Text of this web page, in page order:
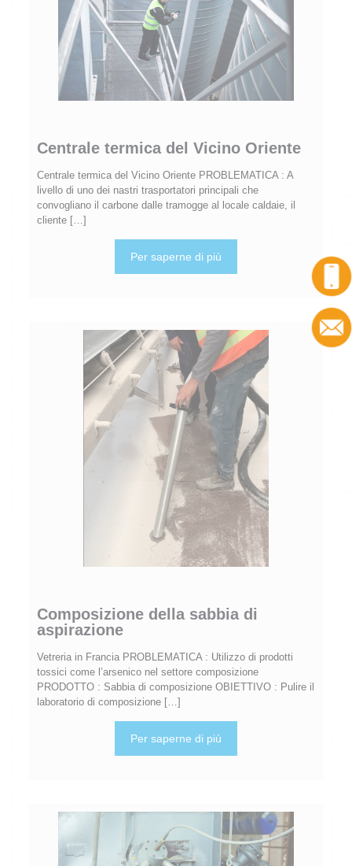
Centrale termica del Vicino Oriente
Centrale termica del Vicino Oriente PROBLEMATICA : A
livello di uno dei nastri trasportatori principali che
convogliano il carbone dalle tramogge al locale caldaie, il
cliente[…]
Per saperne di più
Composizione della sabbia di
aspirazione
Vetreria in Francia PROBLEMATICA : Utilizzo di prodotti
tossici come l’arsenico nel settore composizione
PRODOTTO : Sabbia di composizione OBIETTIVO : Pulire il
laboratorio di composizione[…]
Per saperne di più